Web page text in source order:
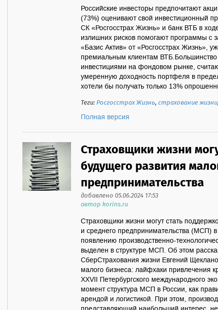
Российские инвесторы предпочитают
(73%) оценивают свой инвестиционный
СК «Росгосстрах Жизнь» и банк ВТБ в
излишних рисков помогают программы с
«Базис Актив» от «Росгосстрах Жизнь»,
премиальным клиентам
инвестициями на фондовом рынке,
умеренную доходность портфеля в
хотели бы получать только 13%
Теги:Росгосстрах Жизнь,страхование жизни
Полная версия
Страховщики жизни
будущего развития
предпринимательства
добавлено 05.06.2024 17:53
автор korins.ru
Страховщики жизни могут стать
и среднего предпринимательства (МСП) в
появлению производственно-
выделен в структуре МСП. Об этом
СберСтрахования жизни Евгений
малого бизнеса: лайфхаки привлечения
XXVII Петербургского международного
момент структура МСП в России, как
арендой и логистикой. При этом,